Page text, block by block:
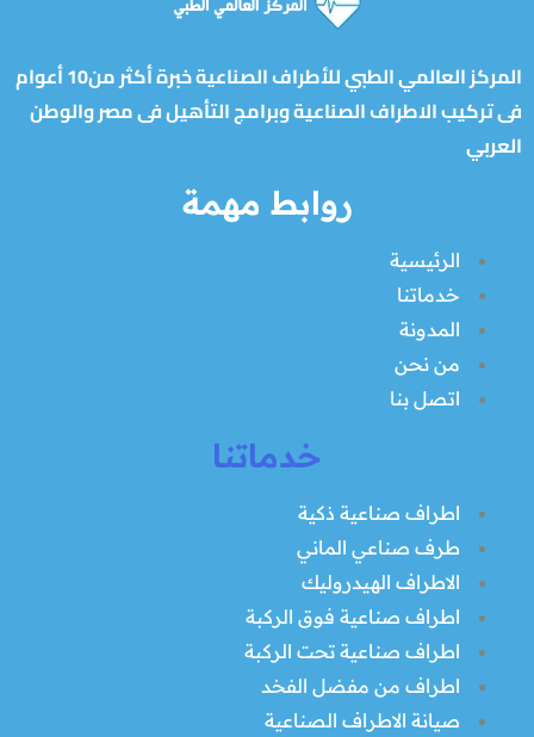
المركز العالمي الطبي للأطراف الصناعية خبرة أكثر من10 أعوام
فى تركيب الاطراف الصناعية وبرامج التأهيل فى مصر والوطن
العربي
روابط مهمة
الرئيسية
خدماتنا
المدونة
من نحن
اتصل بنا
خدماتنا
اطراف صناعية ذكية
طرف صناعي الماني
الاطراف الهيدروليك
اطراف صناعية فوق الركبة
اطراف صناعية تحت الركبة
اطراف من مفضل الفخد
صيانة الاطراف الصناعية